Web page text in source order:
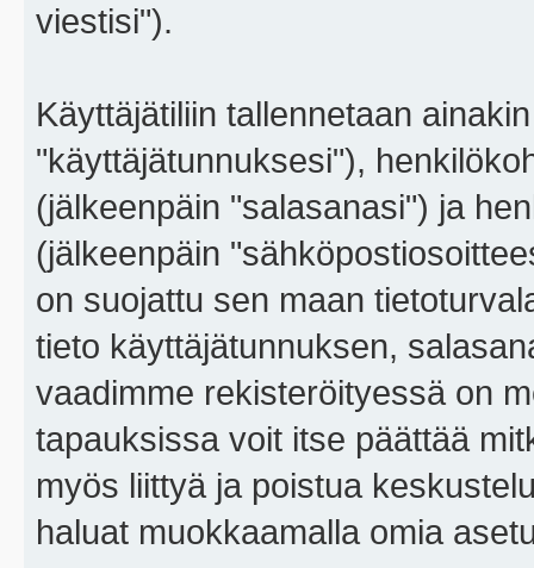
viestisi").
Käyttäjätiliin tallennetaan
"käyttäjätunnuksesi"),
(jälkeenpäin "salasanasi") ja
(jälkeenpäin
on suojattu sen maan
tieto käyttäjätunnuksen,
vaadimme rekisteröityessä on
tapauksissa voit itse päättää
myös liittyä ja poistua
haluat muokkaamalla omia